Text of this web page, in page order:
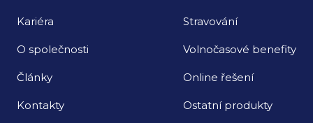
Kariéra
O společnosti
Články
Kontakty
Stravování
Volnočasové benefity
Online řešení
Ostatní produkty